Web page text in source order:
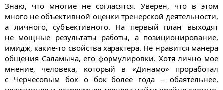
Знаю, что многие не согласятся. Уверен, что в этом
много не объективной оценки тренерской деятельности,
а личного, субъективного. На первый план выходят
не мощные результаты работы, а позиционирование,
имидж, какие-то свойства характера. Не нравится манера
общения Саламыча, его формулировки. Хотя лично мое
мнение, человека, который в «Динамо» проработал
с Черчесовым бок о бок более года – обаятельнее,